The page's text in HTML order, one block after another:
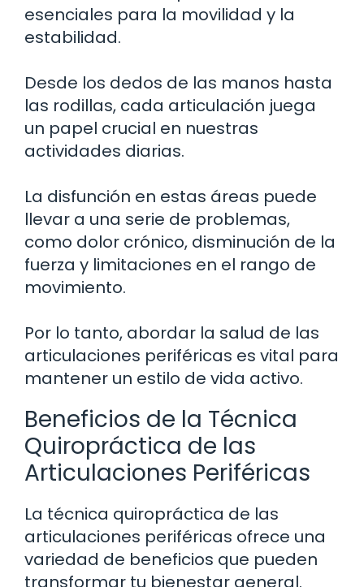
esenciales para la movilidad y la
estabilidad.
Desde los dedos de las manos hasta
las rodillas, cada articulación juega
un papel crucial en nuestras
actividades diarias.
La disfunción en estas áreas puede
llevar a una serie de problemas,
como dolor crónico, disminución de la
fuerza y limitaciones en el rango de
movimiento.
Por lo tanto, abordar la salud de las
articulaciones periféricas es vital para
mantener un estilo de vida activo.
Beneficios de la Técnica
Quiropráctica de las
Articulaciones Periféricas
La técnica quiropráctica de las
articulaciones periféricas ofrece una
variedad de beneficios que pueden
transformar tu bienestar general.